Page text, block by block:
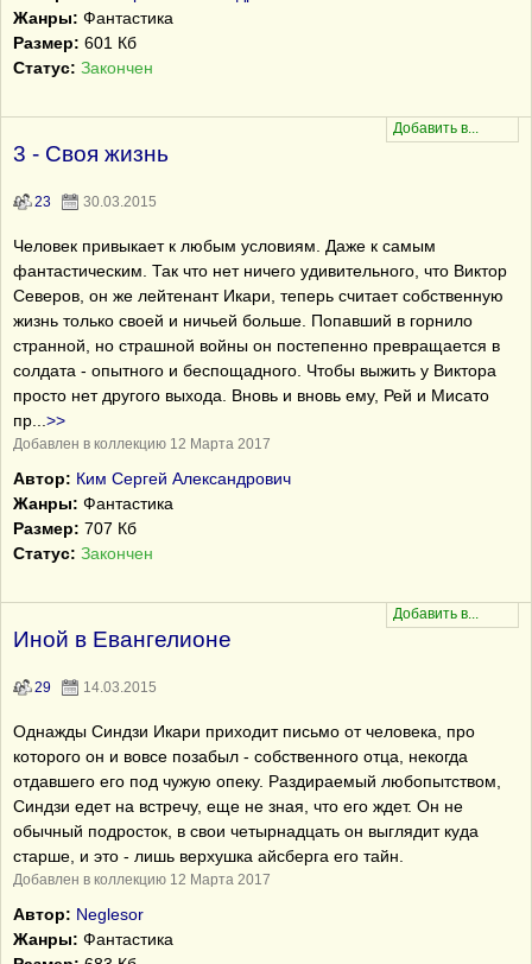
Жанры: Фантастика
Размер: 601 Кб
Статус: Закончен
3 - Своя жизнь
23 30.03.2015
Человек привыкает к любым условиям. Даже к самым
фантастическим. Так что нет ничего удивительного, что Виктор
Северов, он же лейтенант Икари, теперь считает собственную
жизнь только своей и ничьей больше. Попавший в горнило
странной, но страшной войны он постепенно превращается в
солдата - опытного и беспощадного. Чтобы выжить у Виктора
просто нет другого выхода. Вновь и вновь ему, Рей и Мисато
пр
>>
Добавлен в коллекцию 12 Марта 2017
Автор: Ким Сергей Александрович
Жанры: Фантастика
Размер: 707 Кб
Статус: Закончен
Иной в Евангелионе
29 14.03.2015
Однажды Синдзи Икари приходит письмо от человека, про
которого он и вовсе позабыл - собственного отца, некогда
отдавшего его под чужую опеку. Раздираемый любопытством,
Синдзи едет на встречу, еще не зная, что его ждет. Он не
обычный подросток, в свои четырнадцать он выглядит куда
старше, и это - лишь верхушка айсберга его тайн.
Добавлен в коллекцию 12 Марта 2017
Автор: Neglesor
Жанры: Фантастика